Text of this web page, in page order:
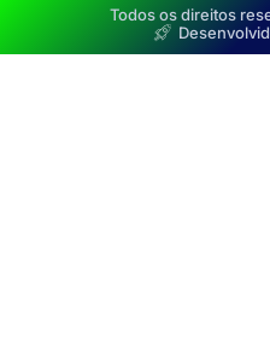
Todos os direitos